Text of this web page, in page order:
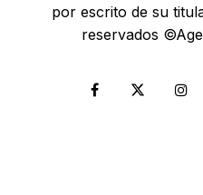
por escrito de su
reservados